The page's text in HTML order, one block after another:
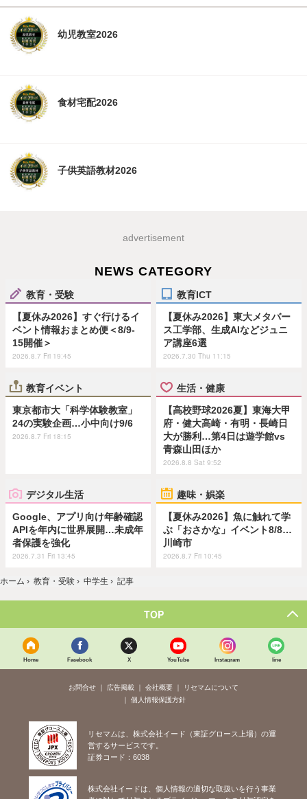
幼児教室2026
食材宅配2026
子供英語教材2026
advertisement
NEWS CATEGORY
教育・受験
【夏休み2026】すぐ行けるイ
ベント情報おまとめ便＜8/9-
15開催＞
2026.8.7 Fri 19:45
教育ICT
【夏休み2026】東大メタバー
ス工学部、生成AIなどジュニ
ア講座6選
2026.7.30 Thu 11:15
教育イベント
東京都市大「科学体験教室」
24の実験企画…小中向け9/6
2026.8.7 Fri 18:15
生活・健康
【高校野球2026夏】東海大甲
府・健大高崎・有明・長崎日
大が勝利…第4日は遊学館vs
青森山田ほか
2026.8.8 Sat 9:52
デジタル生活
Google、アプリ向け年齢確認
APIを年内に世界展開…未成年
者保護を強化
2026.7.31 Fri 13:45
趣味・娯楽
【夏休み2026】魚に触れて学
ぶ「おさかな」イベント8/8…
川崎市
2026.8.7 Fri 10:45
ホーム › 教育・受験 › 中学生 › 記事
TOP
Home Facebook X YouTube Instagram line
お問合せ 広告掲載 会社概要
リセマムについて
個人情報保護方針
リセマムは、株式会社イード（東証グロース上場）の運
営するサービスです。
証券コード：6038
株式会社イードは、個人情報の適切な取扱いを行う事業